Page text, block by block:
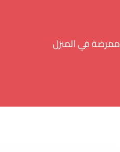
ممرضة في المنزل